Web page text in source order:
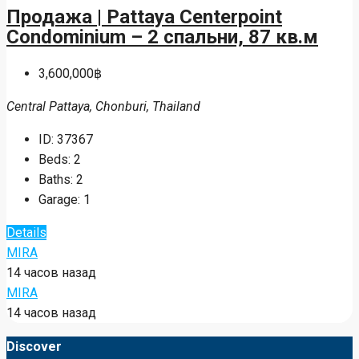
Продажа | Pattaya Centerpoint
Condominium – 2 спальни, 87 кв.м
3,600,000฿
Central Pattaya, Chonburi, Thailand
ID: 37367
Beds: 2
Baths: 2
Garage: 1
Details
MIRA
14 часов назад
MIRA
14 часов назад
Discover